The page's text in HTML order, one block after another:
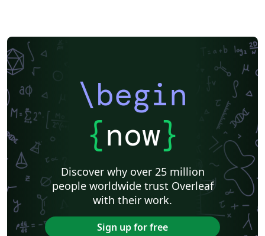
\begin
{now}
Discover why over 25 million
people worldwide trust Overleaf
with their work.
Sign up for free